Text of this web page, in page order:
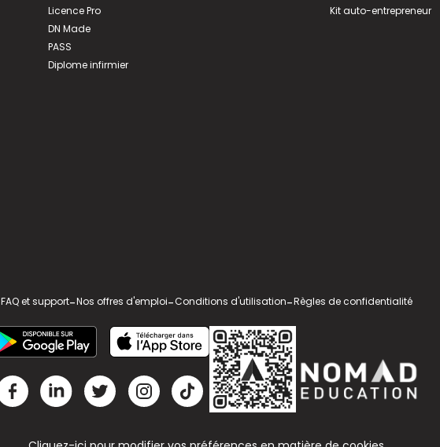
Licence Pro
DN Made
PASS
Diplome infirmier
Kit auto-entrepreneur
FAQ et support-Nos offres d'emploi-Conditions d'utilisation-Règles de confidentialité